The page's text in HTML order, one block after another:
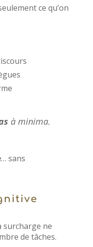
ce qu’on
à minima.
… sans
surcharge ne
de tâches.